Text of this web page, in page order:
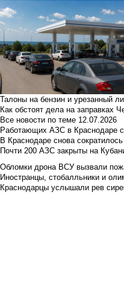
Талоны на бензин и урезанный
Как обстоят дела на заправках
Все новости по теме 12.07.2026
Работающих АЗС в Краснодаре
В Краснодаре снова
Почти 200 АЗС закрыты на
Обломки дрона ВСУ вызвали
Иностранцы, стобалльники и
Краснодарцы услышали рев